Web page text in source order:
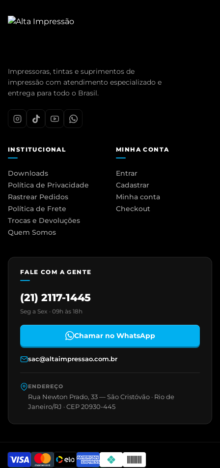
Impressoras, tintas e suprimentos de
impressão com atendimento especializado e
entrega para todo o Brasil.
INSTITUCIONAL
Downloads
Política de Privacidade
Rastrear Pedidos
Política de Frete
Trocas e Devoluções
Quem Somos
MINHA CONTA
Entrar
Cadastrar
Minha conta
Checkout
FALE COM A GENTE
(21) 2117-1445
Seg a Sex · 09h às 18h
Chamar no WhatsApp
sac@altaimpressao.com.br
ENDEREÇO
Rua Newton Prado, 33 — São Cristóvão · Rio de
Janeiro/RJ · CEP 20930-445